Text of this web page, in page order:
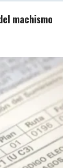
machismo